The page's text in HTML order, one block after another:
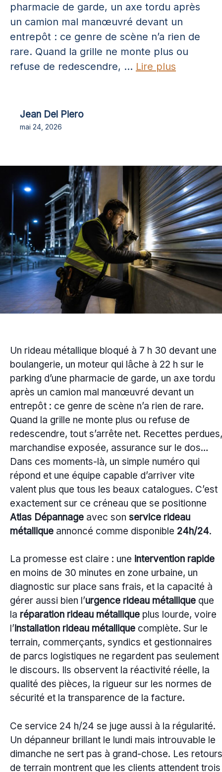
pharmacie de garde, un axe tordu après
un camion mal manœuvré devant un
entrepôt : ce genre de scène n’a rien de
rare. Quand la grille ne monte plus ou
refuse de redescendre, ... Lire plus
Jean Del Piero
mai 24, 2026
Un rideau métallique bloqué à 7 h 30 devant une
boulangerie, un moteur qui lâche à 22 h sur le
parking d’une pharmacie de garde, un axe tordu
après un camion mal manœuvré devant un
entrepôt : ce genre de scène n’a rien de rare.
Quand la grille ne monte plus ou refuse de
redescendre, tout s’arrête net. Recettes perdues,
marchandise exposée, assurance sur le dos…
Dans ces moments-là, un simple numéro qui
répond et une équipe capable d’arriver vite
valent plus que tous les beaux catalogues. C’est
exactement sur ce créneau que se positionne
Atlas Dépannage avec son service rideau
métallique annoncé comme disponible 24h/24.
La promesse est claire : une intervention rapide
en moins de 30 minutes en zone urbaine, un
diagnostic sur place sans frais, et la capacité à
gérer aussi bien l’urgence rideau métallique que
la réparation rideau métallique plus lourde, voire
l’installation rideau métallique complète. Sur le
terrain, commerçants, syndics et gestionnaires
de parcs logistiques ne regardent pas seulement
le discours. Ils observent la réactivité réelle, la
qualité des pièces, la rigueur sur les normes de
sécurité et la transparence de la facture.
Ce service 24 h/24 se juge aussi à la régularité.
Un dépanneur brillant le lundi mais introuvable le
dimanche ne sert pas à grand-chose. Les retours
de terrain montrent que les clients attendent trois